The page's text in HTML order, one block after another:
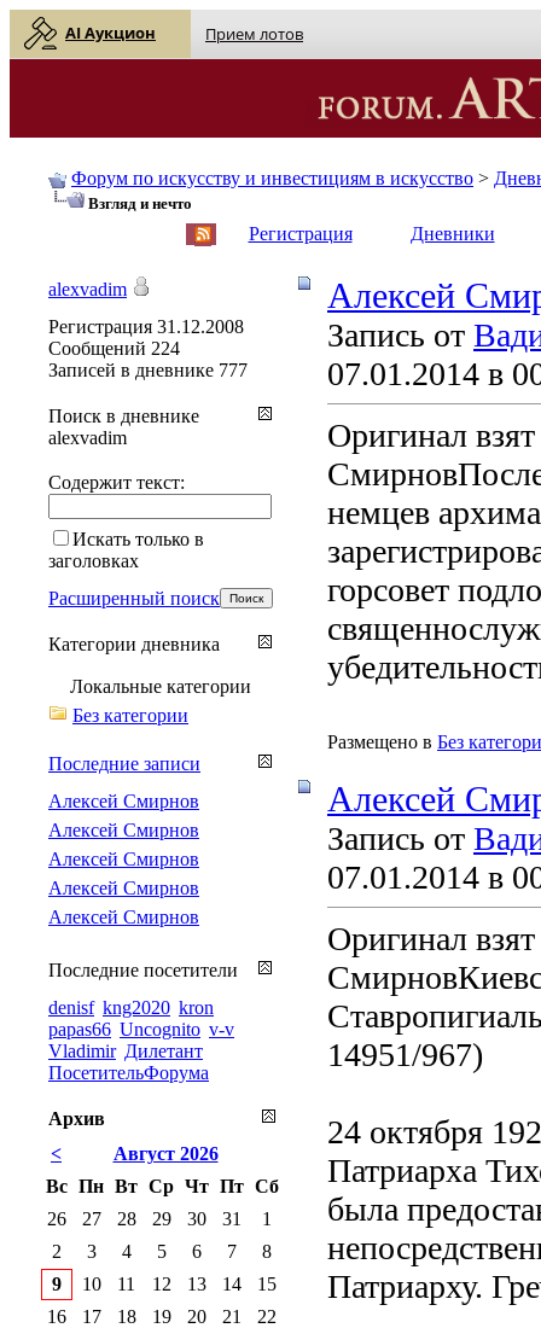
AI Аукцион Прием лотов
Форум по искусству и инвестициям в искусство >
Взгляд и нечто
Регистрация Дневники
Алексей
Запись от
07.01.2014 в
Оригинал
немцев
горсовет
Размещено в Без
Алексей
Запись от
07.01.2014 в
Оригинал
14951/967)
24 октября
Патриарха
была
Патриарху.
alexvadim
Регистрация 31.12.2008
Сообщений 224
Записей в дневнике 777
Поиск в дневнике
alexvadim
Содержит текст:
Искать только в
заголовках
Расширенный поиск
Категории дневника
Локальные категории
Без категории
Последние записи
Алексей Смирнов
Алексей Смирнов
Алексей Смирнов
Алексей Смирнов
Алексей Смирнов
Последние посетители
denisf kng2020 kron
papas66 Uncognito v-v
Vladimir Дилетант
ПосетительФорума
Архив
<
Август 2026
Вс Пн Вт Ср Чт Пт Сб
26
27 28 29 30 31
1
2
3 4 5 6 7
8
9
10 11 12 13 14
15
16
17 18 19 20 21
22